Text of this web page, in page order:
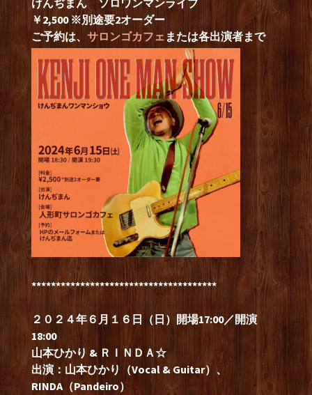
けんぢまん ソロワンマンライブ
￥2,500 ※別途要2オーダー
ご予約は、 サロンゴカフェ または各出演者まで
**************************************
２０２４年６月１６日（日）開場17:00／開演
18:00
山本ひかり & ＲＩＮＤＡ☆
出演：山本ひかり（Vocal & Guitar）、
RINDA（Pandeiro）